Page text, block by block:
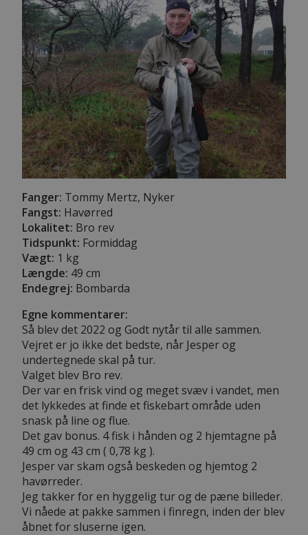
Fanger: Tommy Mertz, Nyker
Fangst: Havørred
Lokalitet: Bro rev
Tidspunkt: Formiddag
Vægt: 1 kg
Længde: 49 cm
Endegrej: Bombarda
Egne kommentarer:
Så blev det 2022 og Godt nytår til alle sammen.
Vejret er jo ikke det bedste, når Jesper og
undertegnede skal på tur.
Valget blev Bro rev.
Der var en frisk vind og meget svæv i vandet, men
det lykkedes at finde et fiskebart område uden
snask på line og flue.
Det gav bonus. 4 fisk i hånden og 2 hjemtagne på
49 cm og 43 cm ( 0,78 kg ).
Jesper var skam også beskeden og hjemtog 2
havørreder.
Jeg takker for en hyggelig tur og de pæne billeder.
Vi nåede at pakke sammen i finregn, inden der blev
åbnet for sluserne igen.